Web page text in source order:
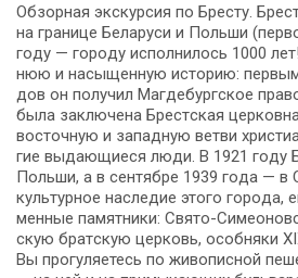
Обзорная экскурсия по Бре­сту.
на гра­ни­це Бе­ла­ру­си и Поль­ши
го­ду — го­ро­ду ис­пол­ни­лось 1000
нюю и на­сы­щен­ную ис­то­рию:
дов он по­лу­чил Маг­де­бург­ское
бы­ла за­клю­че­на Брест­ская
во­сточ­ную и за­пад­ную вет­ви
гие вы­да­ю­щи­е­ся лю­ди. В 1921 го­ду
Поль­ши, а в сен­тяб­ре 1939 го­да — в
куль­тур­ное на­сле­дие это­го го­ро­да,
мен­ные па­мят­ни­ки: Свято-
скую брат­скую цер­ковь, особ­ня­ки
Вы про­гу­ля­е­тесь по жи­во­пис­ной